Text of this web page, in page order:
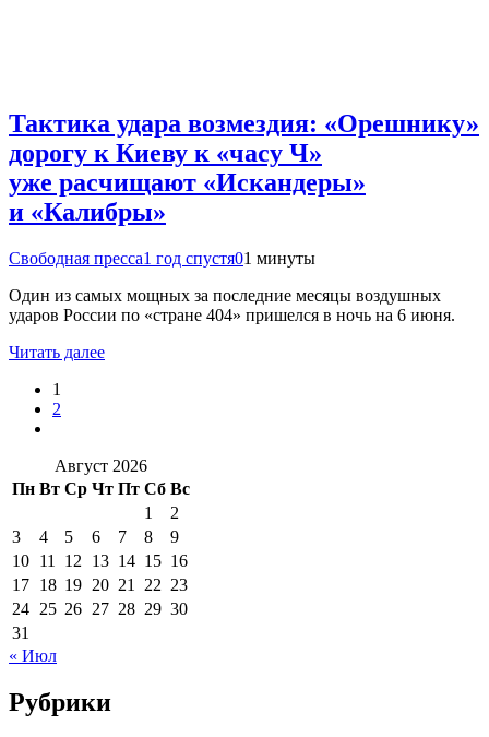
Тактика удара возмездия: «Орешнику»
дорогу к Киеву к «часу Ч»
уже расчищают «Искандеры»
и «Калибры»
Свободная пресса1 год спустя01 минуты
Один из самых мощных за последние месяцы воздушных
ударов России по «стране 404» пришелся в ночь на 6 июня.
Читать далее
1
2
Август 2026
Пн Вт Ср Чт Пт Сб Вс
1
2
3
4 5 6 7 8
9
10 11 12 13 14 15 16
17 18 19 20 21 22 23
24 25 26 27 28 29 30
31
« Июл
Рубрики